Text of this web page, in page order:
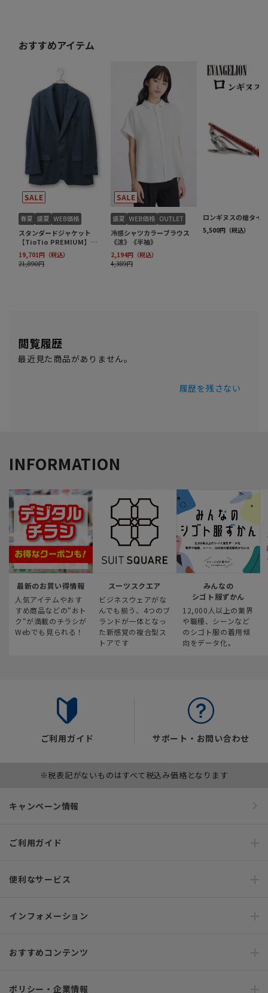
閲覧履歴
最近見た商品がありません。
履歴を残さない
INFORMATION
最新のお買い得情報
人気アイテムやおす
すめ商品などの“おト
ク“が満載のチラシが
Webでも見られる！
スーツスクエア
ビジネスウェアがな
んでも揃う、4つのブ
ランドが一体となっ
た新感覚の複合型ス
トアです
みんなの
シゴト服ずかん
12,000人以上の業界
や職種、シーンなど
のシゴト服の着用傾
向をデータ化。
ご利用ガイド サポート・お問い合わせ
※税表記がないものはすべて税込み価格となります
キャンペーン情報
ご利用ガイド
便利なサービス
インフォメーション
おすすめコンテンツ
ポリシー・企業情報